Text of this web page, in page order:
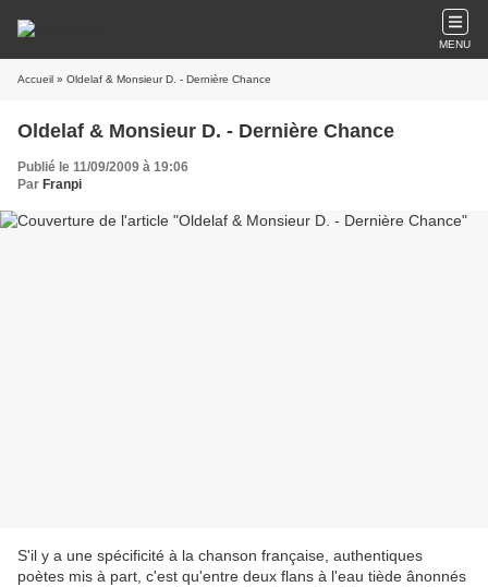
MENU
Accueil » Oldelaf & Monsieur D. - Dernière Chance
Oldelaf & Monsieur D. - Dernière Chance
Publié le 11/09/2009 à 19:06
Par Franpi
S'il y a une spécificité à la chanson française, authentiques
poètes mis à part, c'est qu'entre deux flans à l'eau tiède ânonnés